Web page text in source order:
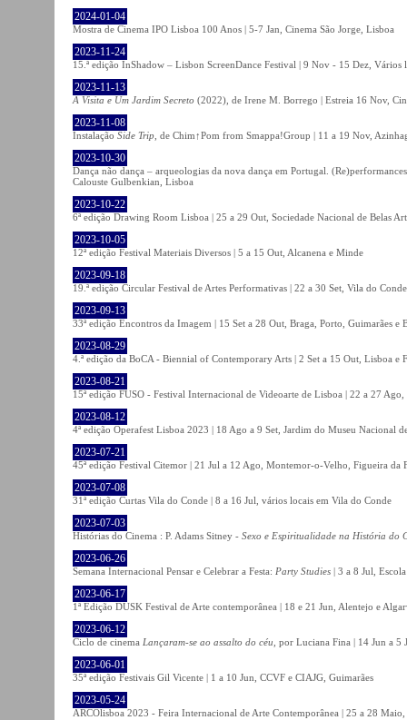
2024-01-04
Mostra de Cinema IPO Lisboa 100 Anos | 5-7 Jan, Cinema São Jorge, Lisboa
2023-11-24
15.ª edição InShadow – Lisbon ScreenDance Festival | 9 Nov - 15 Dez, Vários
2023-11-13
A Visita e Um Jardim Secreto (2022), de Irene M. Borrego | Estreia 16 Nov,
2023-11-08
Instalação Side Trip , de Chim↑Pom from Smappa!Group | 11 a 19 Nov,
2023-10-30
Dança não dança – arqueologias da nova dança em Portugal.
Calouste Gulbenkian, Lisboa
2023-10-22
6ª edição Drawing Room Lisboa | 25 a 29 Out, Sociedade Nacional de Belas
2023-10-05
12ª edição Festival Materiais Diversos | 5 a 15 Out, Alcanena e Minde
2023-09-18
19.ª edição Circular Festival de Artes Performativas | 22 a 30 Set, Vila do Conde
2023-09-13
33ª edição Encontros da Imagem | 15 Set a 28 Out, Braga, Porto, Guimarães e
2023-08-29
4.ª edição da BoCA - Biennial of Contemporary Arts | 2 Set a 15 Out, Lisboa e
2023-08-21
15ª edição FUSO - Festival Internacional de Videoarte de Lisboa | 22 a 27
2023-08-12
4ª edição Operafest Lisboa 2023 | 18 Ago a 9 Set, Jardim do Museu Nacional
2023-07-21
45ª edição Festival Citemor | 21 Jul a 12 Ago, Montemor-o-Velho, Figueira da
2023-07-08
31ª edição Curtas Vila do Conde | 8 a 16 Jul, vários locais em Vila do Conde
2023-07-03
Histórias do Cinema : P. Adams Sitney - Sexo e Espiritualidade na História do
2023-06-26
Semana Internacional Pensar e Celebrar a Festa: Party Studies | 3 a 8 Jul,
2023-06-17
1ª Edição DUSK Festival de Arte contemporânea | 18 e 21 Jun, Alentejo e
2023-06-12
Ciclo de cinema Lançaram-se ao assalto do céu , por Luciana Fina | 14 Jun a 5
2023-06-01
35ª edição Festivais Gil Vicente | 1 a 10 Jun, CCVF e CIAJG, Guimarães
2023-05-24
ARCOlisboa 2023 - Feira Internacional de Arte Contemporânea | 25 a 28